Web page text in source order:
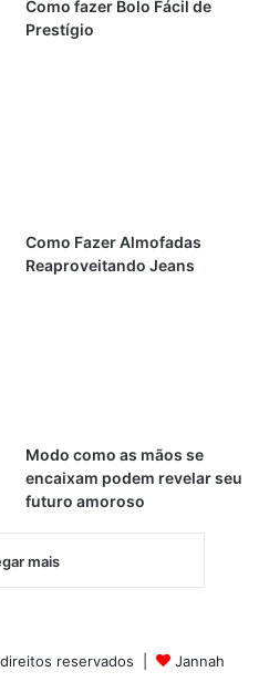
Como fazer Bolo Fácil de
Prestígio
Como Fazer Almofadas
Reaproveitando Jeans
Modo como as mãos se
encaixam podem revelar seu
futuro amoroso
mais
reservados | Jannah